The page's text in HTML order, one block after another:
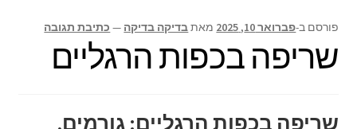
פורסם ב-פברואר 10, 2025 מאתבדיקה בדיקה — כתיבת תגובה
שריפה בכפות הרגליים
שריפה בכפות הרגליים: גורמים,